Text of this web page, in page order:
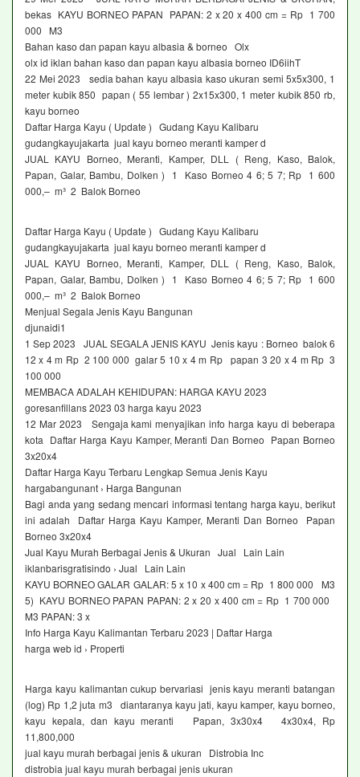
bekas KAYU BORNEO PAPAN PAPAN: 2 x 20 x 400 cm = Rp 1 700
000 M3
Bahan kaso dan papan kayu albasia & borneo Olx
olx id iklan bahan kaso dan papan kayu albasia borneo ID6iihT
22 Mei 2023 sedia bahan kayu albasia kaso ukuran semi 5x5x300, 1
meter kubik 850 papan ( 55 lembar ) 2x15x300, 1 meter kubik 850 rb,
kayu borneo
Daftar Harga Kayu ( Update ) Gudang Kayu Kalibaru
gudangkayujakarta jual kayu borneo meranti kamper d
JUAL KAYU Borneo, Meranti, Kamper, DLL ( Reng, Kaso, Balok,
Papan, Galar, Bambu, Dolken ) 1 Kaso Borneo 4 6; 5 7; Rp 1 600
000,– m³ 2 Balok Borneo
Daftar Harga Kayu ( Update ) Gudang Kayu Kalibaru
gudangkayujakarta jual kayu borneo meranti kamper d
JUAL KAYU Borneo, Meranti, Kamper, DLL ( Reng, Kaso, Balok,
Papan, Galar, Bambu, Dolken ) 1 Kaso Borneo 4 6; 5 7; Rp 1 600
000,– m³ 2 Balok Borneo
Menjual Segala Jenis Kayu Bangunan
djunaidi1
1 Sep 2023 JUAL SEGALA JENIS KAYU Jenis kayu : Borneo balok 6
12 x 4 m Rp 2 100 000 galar 5 10 x 4 m Rp papan 3 20 x 4 m Rp 3
100 000
MEMBACA ADALAH KEHIDUPAN: HARGA KAYU 2023
goresanfillans 2023 03 harga kayu 2023
12 Mar 2023 Sengaja kami menyajikan info harga kayu di beberapa
kota Daftar Harga Kayu Kamper, Meranti Dan Borneo Papan Borneo
3x20x4
Daftar Harga Kayu Terbaru Lengkap Semua Jenis Kayu
hargabangunant › Harga Bangunan
Bagi anda yang sedang mencari informasi tentang harga kayu, berikut
ini adalah Daftar Harga Kayu Kamper, Meranti Dan Borneo Papan
Borneo 3x20x4
Jual Kayu Murah Berbagai Jenis & Ukuran Jual Lain Lain
iklanbarisgratisindo › Jual Lain Lain
KAYU BORNEO GALAR GALAR: 5 x 10 x 400 cm = Rp 1 800 000 M3
5) KAYU BORNEO PAPAN PAPAN: 2 x 20 x 400 cm = Rp 1 700 000
M3 PAPAN: 3 x
Info Harga Kayu Kalimantan Terbaru 2023 | Daftar Harga
harga web id › Properti
Harga kayu kalimantan cukup bervariasi jenis kayu meranti batangan
(log) Rp 1,2 juta m3 diantaranya kayu jati, kayu kamper, kayu borneo,
kayu kepala, dan kayu meranti Papan, 3x30x4 4x30x4, Rp
11,800,000
jual kayu murah berbagai jenis & ukuran Distrobia Inc
distrobia jual kayu murah berbagai jenis ukuran